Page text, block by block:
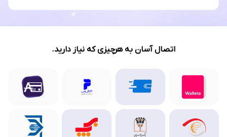
اتصال آسان به هرچیزی که نیاز دارید.